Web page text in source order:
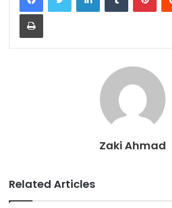
Print
Zaki Ahmad
Related Articles